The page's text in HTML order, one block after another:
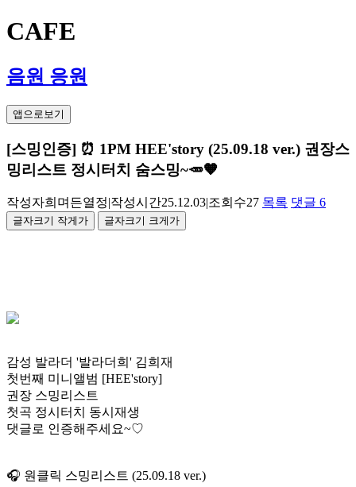
CAFE
음원 응원
앱으로보기
[스밍인증] ⏰️ 1PM HEE'story (25.09.18 ver.) 권장스
밍리스트 정시터치 숨스밍~🥕🧡
작성자희며든열정|작성시간25.12.03|조회수27 목록 댓글 6
글자크기 작게 가 글자크기 크게 가
감성 발라더 '발라더희' 김희재
첫번째 미니앨범 [HEE'story]
권장 스밍리스트
첫곡 정시터치 동시재생
댓글로 인증해주세요~♡
🎧 원클릭 스밍리스트 (25.09.18 ver.)